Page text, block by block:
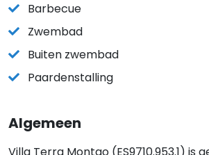
Barbecue
Zwembad
Buiten zwembad
Paardenstalling
Algemeen